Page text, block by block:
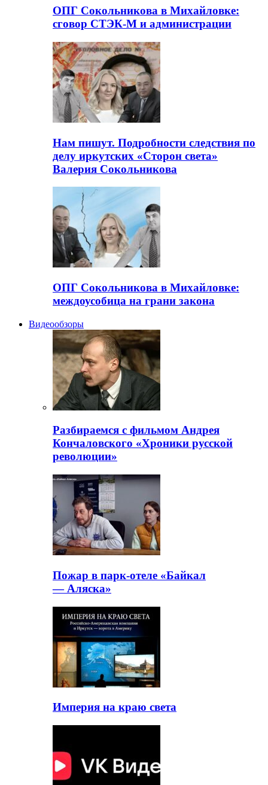
ОПГ Сокольникова в Михайловке:
сговор СТЭК-М и администрации
Нам пишут. Подробности следствия по
делу иркутских «Сторон света»
Валерия Сокольникова
ОПГ Сокольникова в Михайловке:
междоусобица на грани закона
Видеообзоры
Разбираемся с фильмом Андрея
Кончаловского «Хроники русской
революции»
Пожар в парк-отеле «Байкал
— Аляска»
Империя на краю света